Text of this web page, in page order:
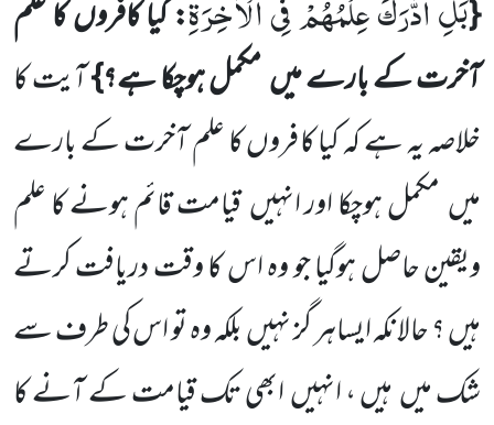
{
: کیا کافروں کا علم
آخرت کے بارے میں مکمل ہوچکا ہے؟}آیت کا
خلاصہ یہ ہے کہ کیا کافروں کا علم آخرت کے بارے
میں مکمل ہوچکا اور انہیں قیامت قائم ہونے کا علم
ویقین حاصل ہوگیا جو وہ اس کا وقت دریافت کرتے
ہیں ؟ حالانکہ ایساہر گز نہیں بلکہ وہ تو اس کی طرف سے
شک میں ہیں ، انہیں ابھی تک قیامت کے آنے کا